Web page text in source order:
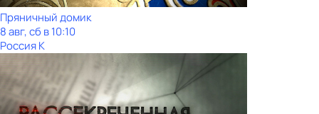
Пряничный домик
8 авг, сб в 10:10
Россия К